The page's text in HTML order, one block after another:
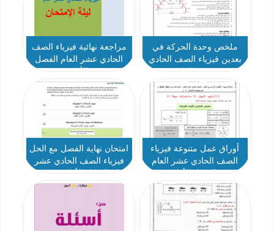
ملخص وحدة الحركة في
بعدين فيزياء الصف الحادي
مراجعة نهائية فيزياء الصف
الحادي عشر العام الفصل
أوراق عمل متنوعة فيزياء
الصف الحادي عشر العام
امتحان نهاية الفصل مع الحل
فيزياء الصف الحادي عشر